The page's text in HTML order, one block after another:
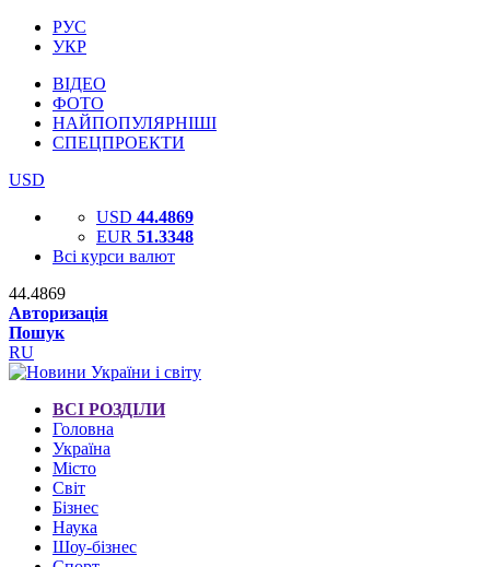
РУС
УКР
ВІДЕО
ФОТО
НАЙПОПУЛЯРНІШІ
СПЕЦПРОЕКТИ
USD
USD 44.4869
EUR 51.3348
Всі курси валют
44.4869
Авторизація
Пошук
RU
ВСІ РОЗДІЛИ
Головна
Україна
Місто
Світ
Бізнес
Наука
Шоу-бізнес